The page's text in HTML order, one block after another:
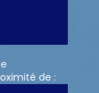
de :